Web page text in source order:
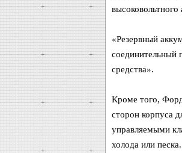
высоковольтного
«Резервный
соединительный
средства».
Кроме того, Форд
сторон корпуса
управляемыми
холода или